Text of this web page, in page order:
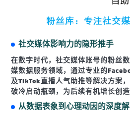
社交媒体影响力的隐形推手
在数字时代，社交媒体账号的粉丝
媒数据服务领域，通过专业的
及TikTok直播人气助推等解决方案
破冷启动瓶颈，为后续有机增长创造
从数据表象到心理动因的深度